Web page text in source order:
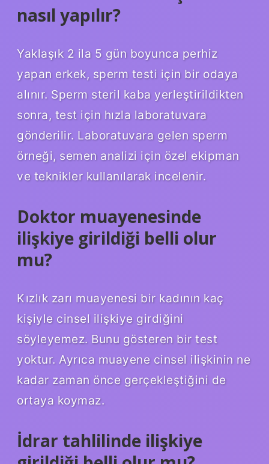
nasıl yapılır?
Yaklaşık 2 ila 5 gün boyunca perhiz
yapan erkek, sperm testi için bir odaya
alınır. Sperm steril kaba yerleştirildikten
sonra, test için hızla laboratuvara
gönderilir. Laboratuvara gelen sperm
örneği, semen analizi için özel ekipman
ve teknikler kullanılarak incelenir.
Doktor muayenesinde
ilişkiye girildiği belli olur
mu?
Kızlık zarı muayenesi bir kadının kaç
kişiyle cinsel ilişkiye girdiğini
söyleyemez. Bunu gösteren bir test
yoktur. Ayrıca muayene cinsel ilişkinin ne
kadar zaman önce gerçekleştiğini de
ortaya koymaz.
İdrar tahlilinde ilişkiye